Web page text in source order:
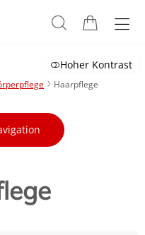
Hoher Kontrast
Haarpflege